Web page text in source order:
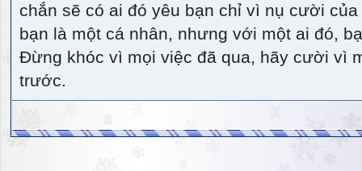
chắn sẽ có ai đó yêu bạn chỉ vì nụ cười
bạn là một cá nhân, nhưng với một ai đó,
Đừng khóc vì mọi việc đã qua, hãy cười vì
trước.